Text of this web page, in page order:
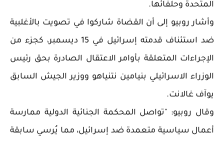
المتحدة وحلفائها.
وأشار روبيو إلى أن القضاة شاركوا في تصويت بالأغلبية
ضد استئناف قدمته إسرائيل في 15 ديسمبر، كجزء من
الإجراءات المتعلقة بأوامر الاعتقال الصادرة بحق رئيس
الوزراء الاسرائيلي بنيامين نتنياهو ووزير الجيش السابق
يوآف غالانت.
وقال روبيو: "تواصل المحكمة الجنائية الدولية ممارسة
أعمال سياسية متعمدة ضد إسرائيل، مما يُرسي سابقة